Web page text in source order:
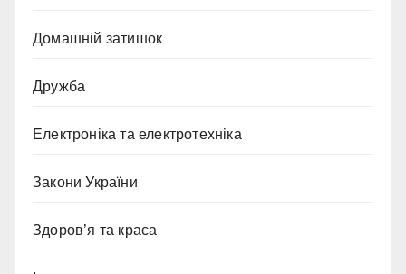
Домашній затишок
Дружба
Електроніка та електротехніка
Закони України
Здоров’я та краса